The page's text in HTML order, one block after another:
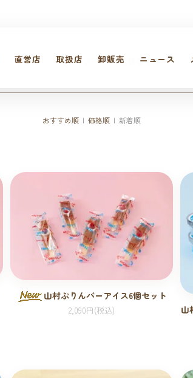
直営店 取扱店 卸販売 ニュース
プリン アイス お得なセット
おすすめ順 | 価格順 | 新着順
山村ぷりんバーアイス6個セット
2,090円(税込)
山